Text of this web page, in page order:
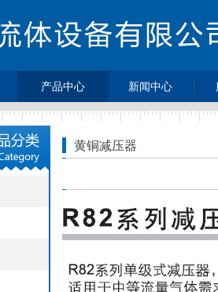
产品中心 新闻中心
> 不锈钢减压器
>不锈钢背压阀
>黄铜减压器
不锈钢针阀
不锈钢过滤器
> 最新动态
>企业新闻
>行业动态
黄铜减压器